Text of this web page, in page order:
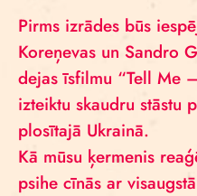
Pirms izrādes būs
Koreņevas un Sandro
dejas īsfilmu “Tell Me
izteiktu skaudru stāstu
plosītajā Ukrainā.
Kā mūsu ķermenis
psihe cīnās ar